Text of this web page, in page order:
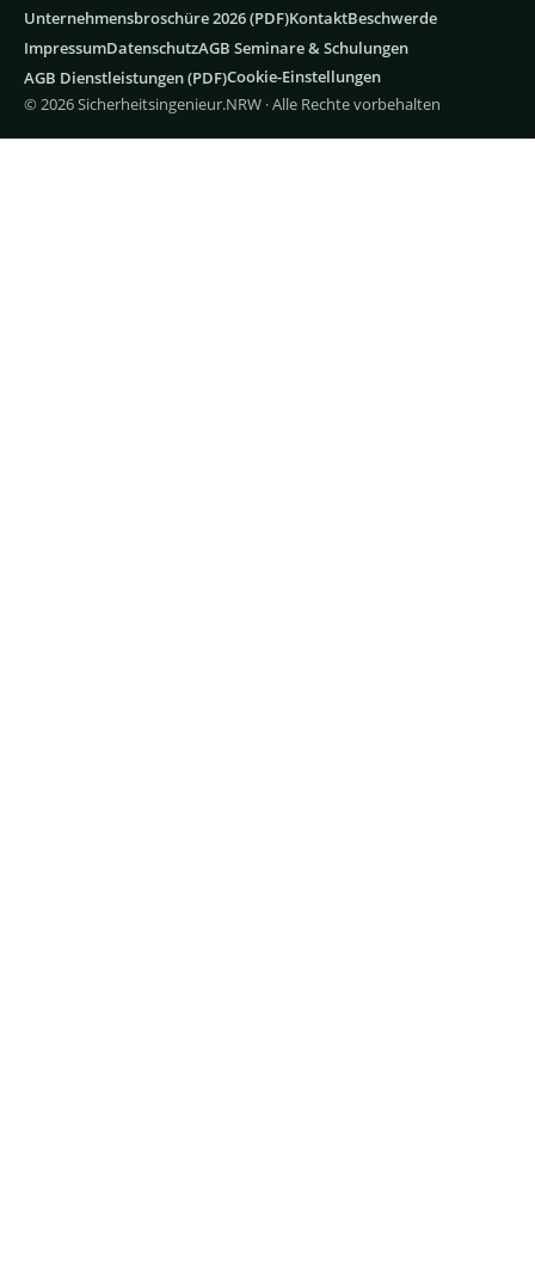
Unternehmensbroschüre 2026 (PDF)KontaktBeschwerde
ImpressumDatenschutzAGB Seminare & Schulungen
AGB Dienstleistungen (PDF)Cookie-Einstellungen
© 2026 Sicherheitsingenieur.NRW · Alle Rechte vorbehalten